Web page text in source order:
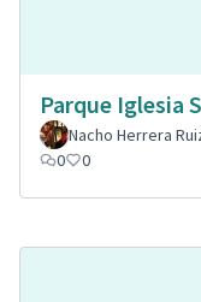
Parque Iglesia
Nacho Herrera
0
0